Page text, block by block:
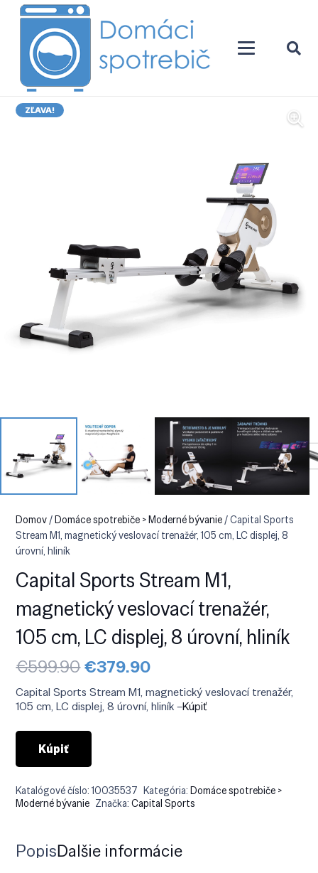
ZĽAVA!
Domov/Domáce spotrebiče > Moderné bývanie/ Capital Sports
Stream M1, magnetický veslovací trenažér, 105 cm, LC displej, 8
úrovní, hliník
Capital Sports Stream M1,
magnetický veslovací trenažér,
105 cm, LC displej, 8 úrovní, hliník
€599.90Pôvodná
cena
bola:
€599.90.
€379.90Aktuálna
je:
€379.90.
Capital Sports Stream M1, magnetický veslovací trenažér,
105 cm, LC displej, 8 úrovní, hliník –Kúpiť
Kúpiť
Katalógové číslo:10035537 Kategória:Domáce spotrebiče >
Moderné bývanie Značka:Capital Sports
PopisĎalšie informácie